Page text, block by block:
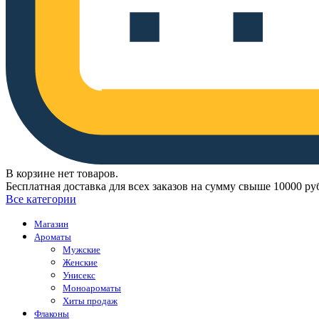
В корзине нет товаров.
Бесплатная доставка для всех заказов на сумму свыше 10000
Все категории
Магазин
Ароматы
Мужские
Женские
Унисекс
Моноароматы
Хиты продаж
Флаконы